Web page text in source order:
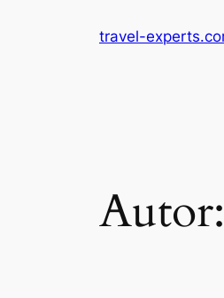
travel-
Autor: